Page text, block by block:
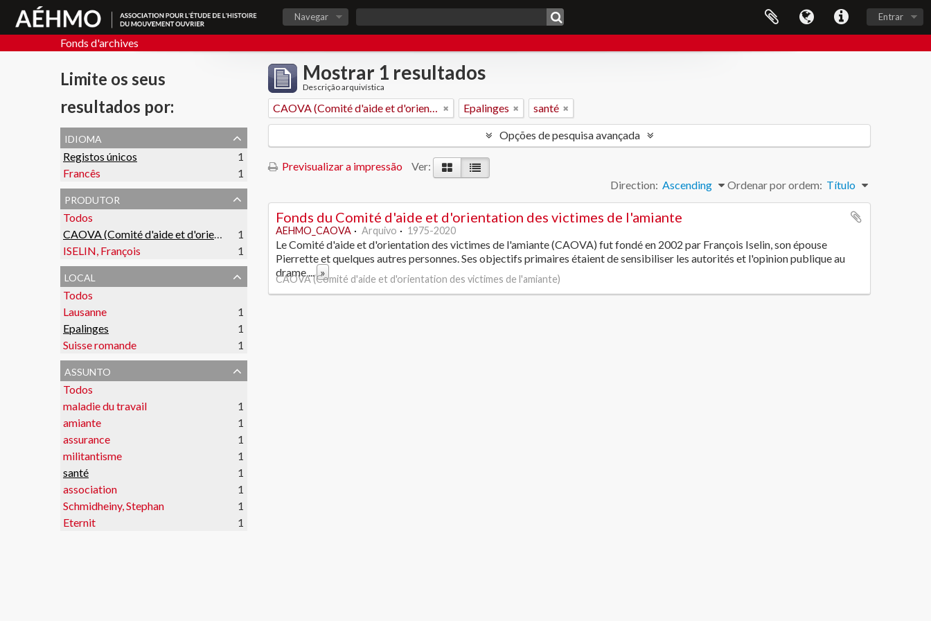
Entrar
Navegar
Fonds d'archives
Limite os seus
resultados por:
idioma
Registos únicos
1
Francês
1
produtor
Todos
CAOVA (Comité d'aide et d'orientation des victimes de l'amiante)
1
ISELIN, François
1
local
Todos
Lausanne
1
Epalinges
1
Suisse romande
1
assunto
Todos
maladie du travail
1
amiante
1
assurance
1
militantisme
1
santé
1
association
1
Schmidheiny, Stephan
1
Eternit
1
Mostrar 1 resultados
Descrição arquivística
CAOVA (Comité d'aide et d'orientation des victimes de l'amiante) Epalinges santé
Opções de pesquisa avançada
Previsualizar a impressão
Ver:
Ordenar por ordem: Título
Direction: Ascending
Fonds du Comité d'aide et d'orientation des victimes de l'amiante
AEHMO_CAOVA Arquivo 1975-2020
Le Comité d'aide et d'orientation des victimes de l'amiante (CAOVA) fut fondé en 2002 par François Iselin, son épouse
Pierrette et quelques autres personnes. Ses objectifs primaires étaient de sensibiliser les autorités et l'opinion publique au
drame... »
CAOVA (Comité d'aide et d'orientation des victimes de l'amiante)